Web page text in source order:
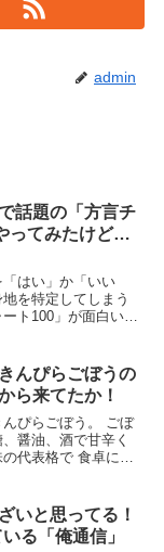
admin
話題の「方言チ
ってみたけど…
はい」か「いい
を特定してしまう
ト100」が面白いと
んぴらごぼうの
ら来てたか！
ぴらごぼう。 ごぼ
醤油、酒で甘辛く
代表格で 食卓に欠
いと思ってる！
る「俺通信」